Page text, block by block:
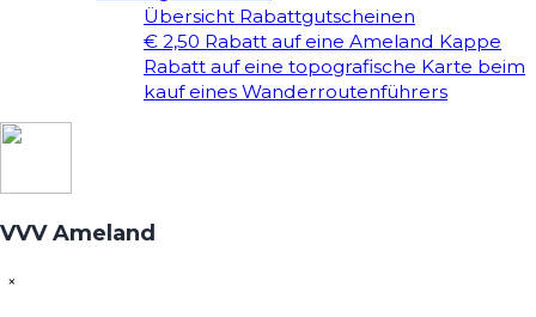
Übersicht Rabattgutscheinen
€ 2,50 Rabatt auf eine Ameland Kappe
Rabatt auf eine topografische Karte beim
kauf eines Wanderroutenführers
VVV Ameland
×